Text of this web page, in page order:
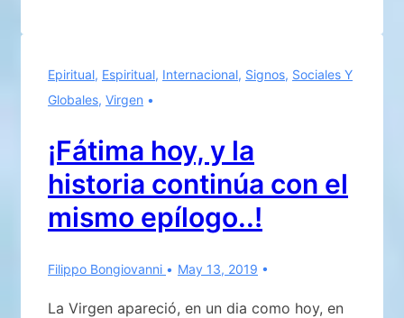
EL
CALIZ
Epiritual, Espiritual, Internacional, Signos, Sociales Y
Globales, Virgen
¡Fátima hoy, y la
historia continúa con el
mismo epílogo..!
Filippo Bongiovanni May 13, 2019
La Virgen apareció, en un dia como hoy, en